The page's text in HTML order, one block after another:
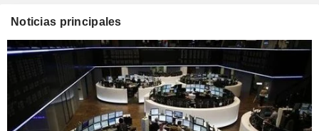
Noticias principales